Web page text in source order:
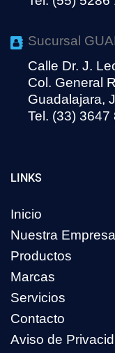
Sucursal
Calle Dr. J.
Col. General
Guadalajara,
Tel. (33) 3647
LINKS
Inicio
Nuestra Empresa
Productos
Marcas
Servicios
Contacto
Aviso de